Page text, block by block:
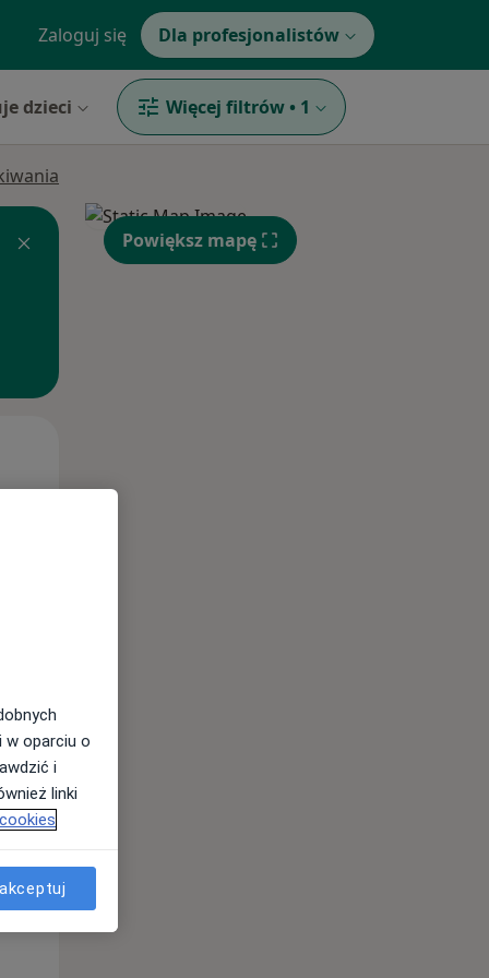
Zaloguj się Dla profesjonalistów
dzieci Więcej filtrów • 1
Wt,
Powiększ mapę
w oparciu o
i
linki